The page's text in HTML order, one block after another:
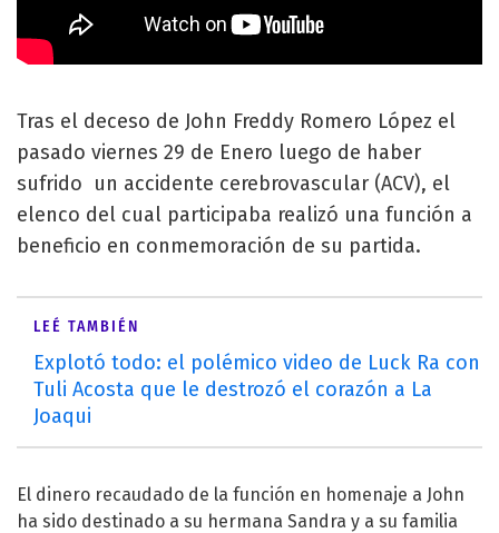
Tras el deceso de John Freddy Romero López el
pasado viernes 29 de Enero luego de haber
sufrido un accidente cerebrovascular (ACV), el
elenco del cual participaba realizó una función a
beneficio en conmemoración de su partida.
LEÉ TAMBIÉN
Explotó todo: el polémico video de Luck Ra con
Tuli Acosta que le destrozó el corazón a La
Joaqui
El dinero recaudado de la función en homenaje a John
ha sido destinado a su hermana Sandra y a su familia